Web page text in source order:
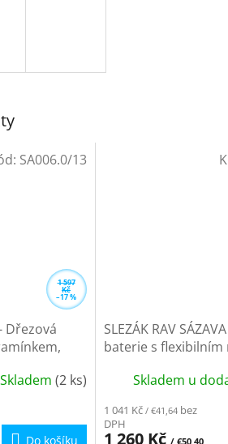
1 597
Kč
–17 %
Dřezová
Skladem (2 ks)
Do košíku
SA006.0/13
SLEZÁK RAV
baterie s flexibilním
černá, 3/8"
Skladem u
1 041 Kč/ €41,64 bez
DPH
1 260 Kč / €50,40